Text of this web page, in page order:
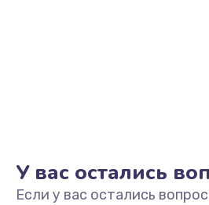
1045 руб.
Заказать
У вас остались
Если у вас остались